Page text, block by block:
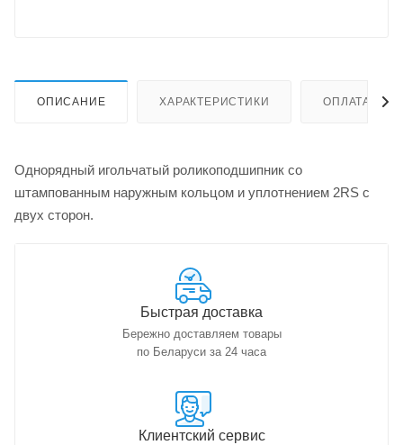
ОПИСАНИЕ ХАРАКТЕРИСТИКИ ОПЛАТА
Однорядный игольчатый роликоподшипник со
штампованным наружным кольцом и уплотнением 2RS с
двух сторон.
Быстрая доставка
Бережно доставляем товары
по Беларуси за 24 часа
Клиентский сервис